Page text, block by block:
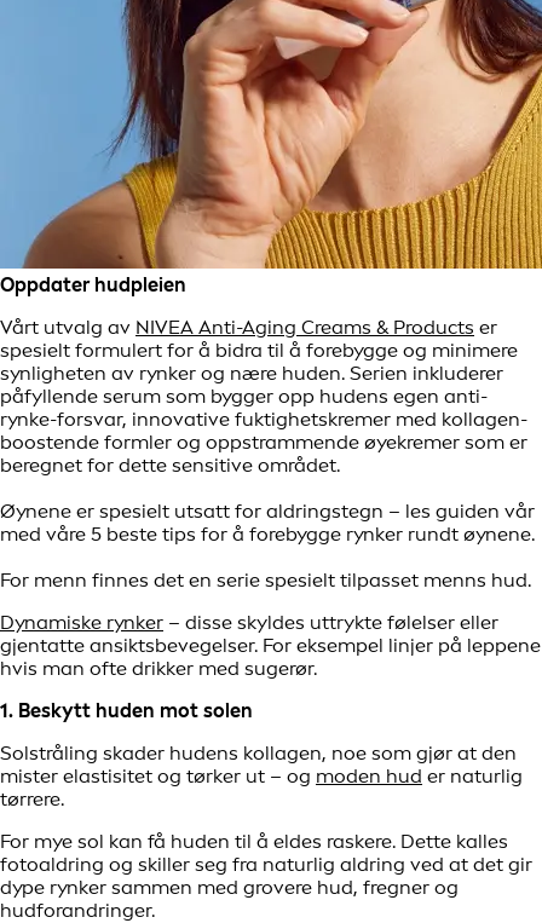
Oppdater hudpleien
Vårt utvalg av NIVEA Anti-Aging Creams & Products er
spesielt formulert for å bidra til å forebygge og minimere
synligheten av rynker og nære huden. Serien inkluderer
påfyllende serum som bygger opp hudens egen anti-
rynke-forsvar, innovative fuktighetskremer med kollagen-
boostende formler og oppstrammende øyekremer som er
beregnet for dette sensitive området.
Øynene er spesielt utsatt for aldringstegn – les guiden vår
med våre 5 beste tips for å forebygge rynker rundt øynene.
For menn finnes det en serie spesielt tilpasset menns hud.
Dynamiske rynker – disse skyldes uttrykte følelser eller
gjentatte ansiktsbevegelser. For eksempel linjer på leppene
hvis man ofte drikker med sugerør.
1. Beskytt huden mot solen
Solstråling skader hudens kollagen, noe som gjør at den
mister elastisitet og tørker ut – og moden hud er naturlig
tørrere.
For mye sol kan få huden til å eldes raskere. Dette kalles
fotoaldring og skiller seg fra naturlig aldring ved at det gir
dype rynker sammen med grovere hud, fregner og
hudforandringer.